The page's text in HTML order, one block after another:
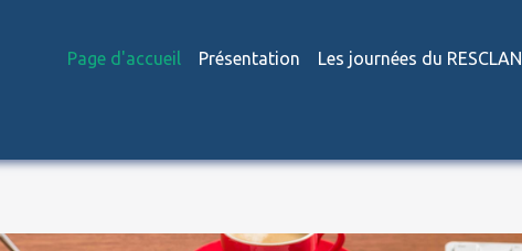
Page d'accueil Présentation Les journées du RESCLAN